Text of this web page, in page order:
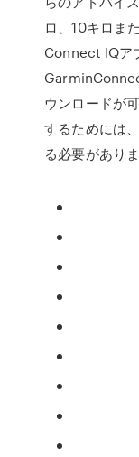
ロ、10キロま
Connect IQア
ウンロードが
するためには
る必要がありま